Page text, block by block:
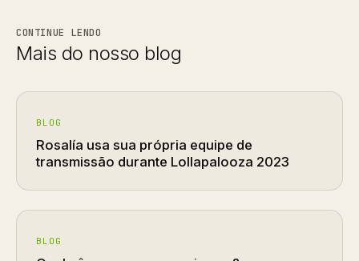
CONTINUE LENDO
Mais do nosso blog
BLOG
Rosalía usa sua própria equipe de
transmissão durante Lollapalooza 2023
BLOG